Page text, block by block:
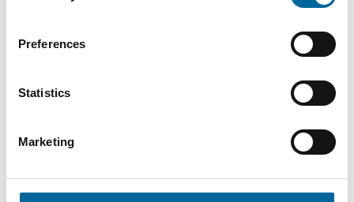
Preferences
Statistics
Marketing
Kontakt våre spesialister